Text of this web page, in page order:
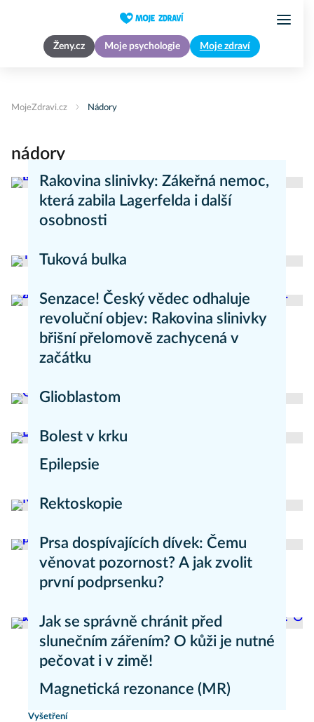
Ženy.cz Moje psychologie Moje zdraví
MojeZdravi.cz Nádory
nádory
Rakovina slinivky: Zákeřná nemoc,
která zabila Lagerfelda i další
osobnosti
Tuková bulka
Senzace! Český vědec odhaluje
revoluční objev: Rakovina slinivky
břišní přelomově zachycená v
začátku
Glioblastom
Bolest v krku
Nemoci
Epilepsie
Rektoskopie
Prsa dospívajících dívek: Čemu
věnovat pozornost? A jak zvolit
první podprsenku?
Jak se správně chránit před
slunečním zářením? O kůži je nutné
pečovat i v zimě!
Zdraví - články
Magnetická rezonance (MR)
Vyšetření